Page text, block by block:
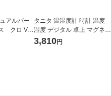
アルバー
クロ VB
タニタ 温湿度計 時計 温度
湿度 デジタル 卓上 マグネッ
ト ホワイト TT-585-WH 3個
3,810円